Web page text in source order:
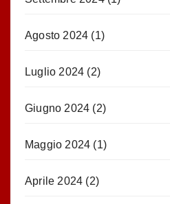
Agosto 2024 (1)
Luglio 2024 (2)
Giugno 2024 (2)
Maggio 2024 (1)
Aprile 2024 (2)